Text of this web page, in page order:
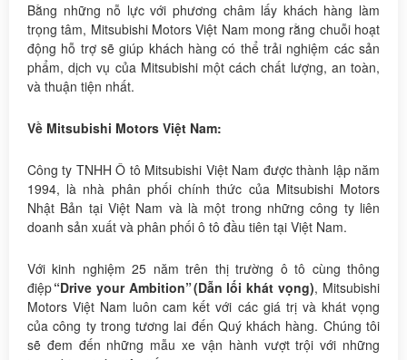
Bằng những nỗ lực với phương châm lấy khách hàng làm
trọng tâm, Mitsubishi Motors Việt Nam mong rằng chuỗi hoạt
động hỗ trợ sẽ giúp khách hàng có thể trải nghiệm các sản
phẩm, dịch vụ của Mitsubishi một cách chất lượng, an toàn,
và thuận tiện nhất.
Về Mitsubishi Motors Việt Nam:
Công ty TNHH Ô tô Mitsubishi Việt Nam được thành lập năm
1994, là nhà phân phối chính thức của Mitsubishi Motors
Nhật Bản tại Việt Nam và là một trong những công ty liên
doanh sản xuất và phân phối ô tô đầu tiên tại Việt Nam.
Với kinh nghiệm 25 năm trên thị trường ô tô cùng thông
điệp“Drive your Ambition” (Dẫn lối khát vọng), Mitsubishi
Motors Việt Nam luôn cam kết với các giá trị và khát vọng
của công ty trong tương lai đến Quý khách hàng. Chúng tôi
sẽ đem đến những mẫu xe vận hành vượt trội với những